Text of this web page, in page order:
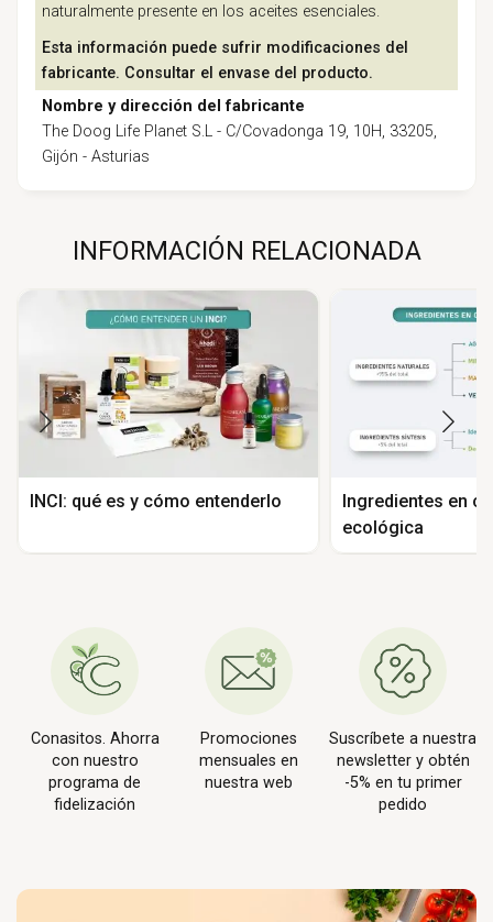
naturalmente presente en los aceites esenciales.
Esta información puede sufrir modificaciones del
fabricante. Consultar el envase del producto.
Nombre y dirección del fabricante
The Doog Life Planet S.L - C/Covadonga 19, 10H, 33205,
Gijón - Asturias
INFORMACIÓN RELACIONADA
INCI: qué es y cómo entenderlo
Ingredientes en
ecológica
Conasitos. Ahorra
con nuestro
programa de
fidelización
Promociones
mensuales en
nuestra web
Suscríbete a nuestra
newsletter y obtén
-5% en tu primer
pedido